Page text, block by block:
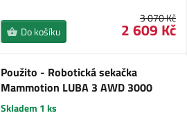
3 070 Kč
2 609 Kč
Do košíku
Použito - Robotická sekačka
Mammotion LUBA 3 AWD 3000
Skladem 1 ks